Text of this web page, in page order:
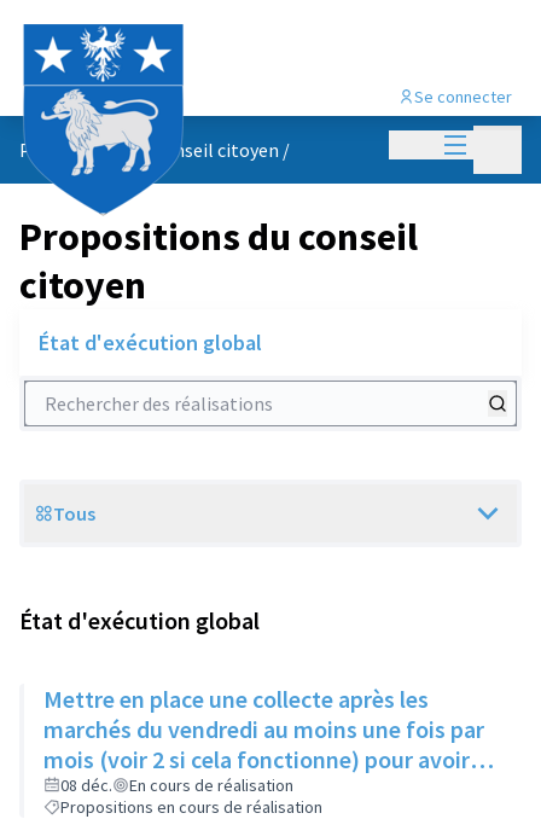
Menu
Se connecter
Propositions du conseil citoyen /
Propositions du conseil
citoyen
État d'exécution global
Rechercher des réalisations
Scope
Tous
État d'exécution global
Mettre en place une collecte après les
marchés du vendredi au moins une fois par
mois (voir 2 si cela fonctionne) pour avoir
des produits frais pour l'Epice'Rill
08 déc.
En cours de réalisation
Propositions en cours de réalisation